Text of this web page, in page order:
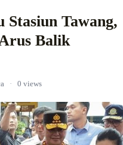
Tawang,
Balik
· 0 views